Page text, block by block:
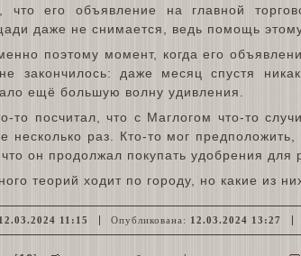
что его объявление на главной
даже не снимается, ведь помощь этому
поэтому момент, когда его
закончилось: даже месяц спустя
ещё большую волну удивления.
то посчитал, что с Маглогом что-то
несколько раз. Кто-то мог
он продолжал покупать удобрения для
теорий ходит по городу, но какие из
12.03.2024 11:15 Опубликована: 12.03.2024 13:27